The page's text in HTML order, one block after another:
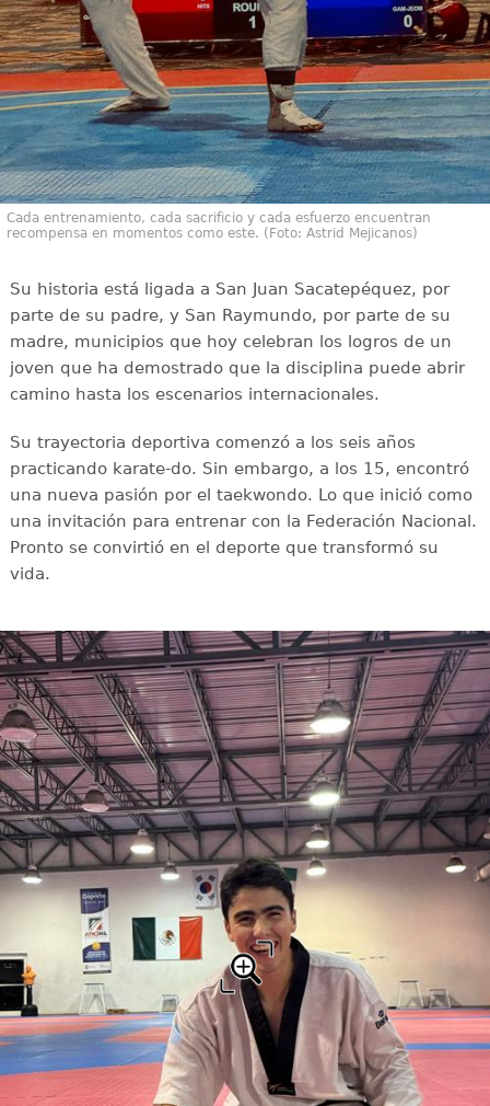
Cada entrenamiento, cada sacrificio y cada esfuerzo encuentran
recompensa en momentos como este. (Foto: Astrid Mejicanos)
Su historia está ligada a San Juan Sacatepéquez, por
parte de su padre, y San Raymundo, por parte de su
madre, municipios que hoy celebran los logros de un
joven que ha demostrado que la disciplina puede abrir
camino hasta los escenarios internacionales.
Su trayectoria deportiva comenzó a los seis años
practicando karate-do. Sin embargo, a los 15, encontró
una nueva pasión por el taekwondo. Lo que inició como
una invitación para entrenar con la Federación Nacional.
Pronto se convirtió en el deporte que transformó su
vida.